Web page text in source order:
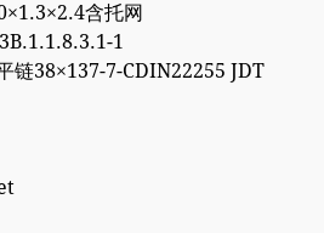
含托网
1
链38×137-7-CDIN22255 JDT